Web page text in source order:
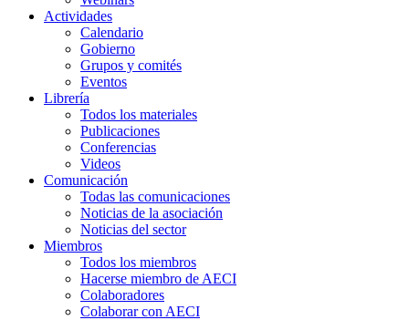
Actividades
Calendario
Gobierno
Grupos y comités
Eventos
Librería
Todos los materiales
Publicaciones
Conferencias
Videos
Comunicación
Todas las comunicaciones
Noticias de la asociación
Noticias del sector
Miembros
Todos los miembros
Hacerse miembro de AECI
Colaboradores
Colaborar con AECI